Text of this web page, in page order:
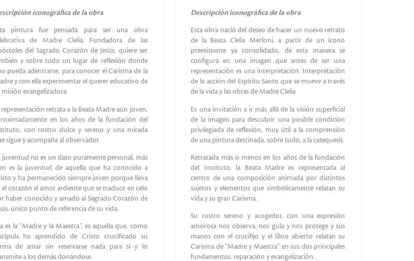
iconográfica de la obra
pintura fue pensada para ser una obra
de Madre Clelia, Fundadora de las
del Sagrado Corazón de Jesús, quiere ser
y sobre todo un lugar de reflexión donde
pueda adentrarse, para conocer el Carisma de la
y con ella experimentar el querer educativo de
misión evangelizadora.
representación retrata a la Beata Madre aún joven,
en los años de la fundación del
con rostro dulce y sereno y una mirada
sigue y acompaña al observador.
juventud no es un dato puramente personal, más
es la juventud de aquella que ha conocido a
y ha permanecido siempre joven porque lleva
el corazón el amor ardiente que se traduce en celo
haber conocido y amado al Sagrado Corazón de
único punto de referencia de su vida.
es la “Madre y la Maestra”, es aquella que, como
ha aprendido de Cristo crucificado su
de amar sin reservarse nada para sí y lo
a los demás donándose.
Descripción iconográfica de la obra
Esta obra nació del deseo de hacer un nuevo retrato
de la Beata Clelia Merloni, a partir de un ícono
preexistente ya consolidado, de esta manera se
configura en una imagen que antes de ser una
representación es una interpretación. Interpretación
de la acción del Espíritu Santo que se mueve a través
de la vida y las obras de Madre Clelia.
Es una invitación a ir más allá de la visión superficial
de la imagen para descubrir una posible condición
privilegiada de reflexión, muy útil a la comprensión
de una pintura destinada, sobre todo, a la catequesis.
Retratada más o menos en los años de la fundación
del Instituto, la Beata Madre es representada al
centro de una composición animada por distintos
sujetos y elementos que simbólicamente relatan su
vida y su gran Carisma.
Su rostro sereno y acogedor, con una expresión
amorosa nos observa, nos guía y nos protege y sus
manos con el crucifijo y el libro abierto relatan su
Carisma de “Madre y Maestra” en sus dos principales
fundamentos: reparación y evangelización.